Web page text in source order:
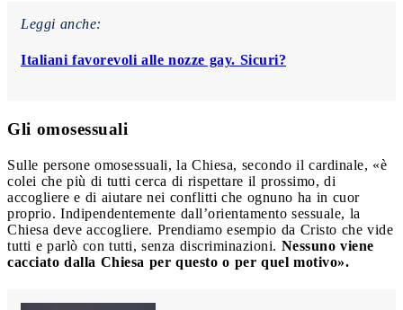
Leggi anche:
Italiani favorevoli alle nozze gay. Sicuri?
Gli omosessuali
Sulle persone omosessuali, la Chiesa, secondo il cardinale, «è
colei che più di tutti cerca di rispettare il prossimo, di
accogliere e di aiutare nei conflitti che ognuno ha in cuor
proprio. Indipendentemente dall’orientamento sessuale, la
Chiesa deve accogliere. Prendiamo esempio da Cristo che vide
tutti e parlò con tutti, senza discriminazioni. Nessuno viene
cacciato dalla Chiesa per questo o per quel motivo».